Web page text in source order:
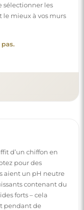
sélectionner les
mieux à vos murs
d’un chiffon en
pour des
aient un pH neutre
contenant du
forts – cela
pendant de